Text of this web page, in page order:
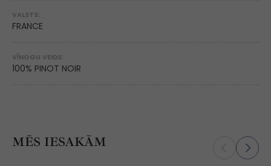
VALSTS:
FRANCE
VĪNOGU VEIDS:
100% PINOT NOIR
MĒS IESAKĀM